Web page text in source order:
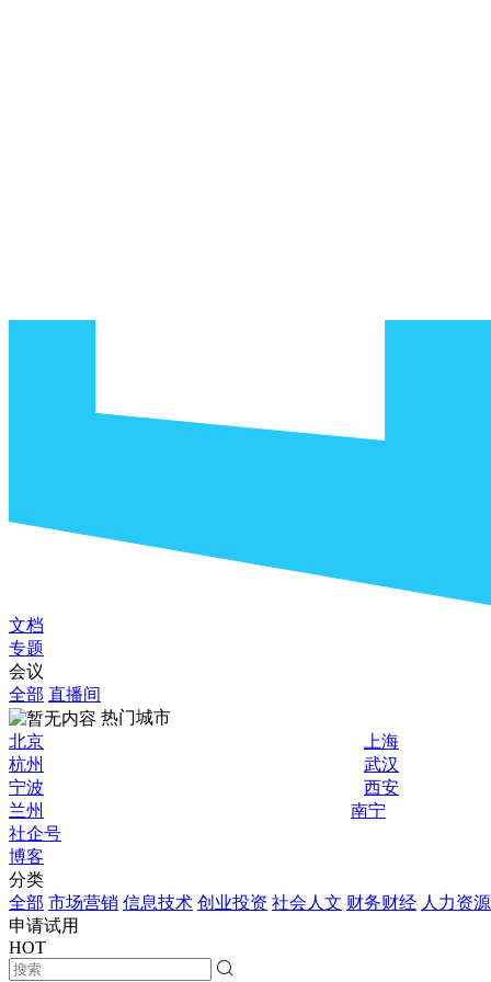
文档
专题
会议
全部 直播间
热门城市
北京
上海
杭州
武汉
宁波
西安
兰州
南宁
社企号
博客
分类
全部 市场营销 信息技术 创业投资 社会人文 财务财经 人力资源
申请试用
HOT